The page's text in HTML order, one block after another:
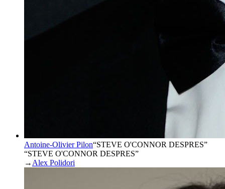
Antoine-Olivier Pilon“STEVE O'CONNOR DESPRES”
“STEVE O'CONNOR DESPRES”
→ Alex Polidori